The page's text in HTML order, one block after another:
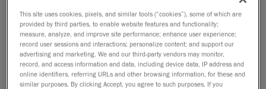
This site uses cookies, pixels, and similar tools (“cookies”), some of which are
provided by third parties, to enable website features and functionality;
measure, analyze, and improve site performance; enhance user experience;
record user sessions and interactions; personalize content; and support our
advertising and marketing. We and our third-party vendors may monitor,
record, and access information and data, including device data, IP address and
online identifiers, referring URLs and other browsing information, for these and
similar purposes. By clicking Accept, you agree to such purposes. If you